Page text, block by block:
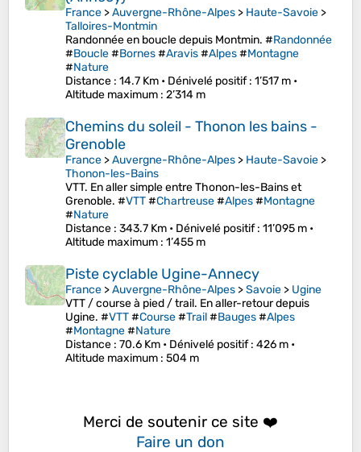
France >Auvergne-Rhône-Alpes > Haute-Savoie >
Talloires-Montmin
Randonnée en boucle depuis Montmin. #Randonnée
#Boucle#Bornes#Aravis#Alpes#Montagne
#Nature
Distance : 14.7 Km • Dénivelé positif: 1’517 m •
Altitude maximum : 2’314 m
Chemins du soleil - Thonon les bains -
Grenoble
France >Auvergne-Rhône-Alpes > Haute-Savoie >
Thonon-les-Bains
VTT. En aller simple entre Thonon-les-Bains et
Grenoble. #VTT#Chartreuse#Alpes#Montagne
#Nature
Distance : 343.7 Km • Dénivelé positif: 11’095 m •
Altitude maximum : 1’455 m
Piste cyclable Ugine-Annecy
France >Auvergne-Rhône-Alpes >Savoie > Ugine
VTT / course à pied / trail. En aller-retour depuis
Ugine. #VTT#Course#Trail#Bauges#Alpes
#Montagne#Nature
Distance : 70.6 Km • Dénivelé positif: 426 m •
Altitude maximum : 504 m
Merci de soutenir ce site ❤️
Faire un don